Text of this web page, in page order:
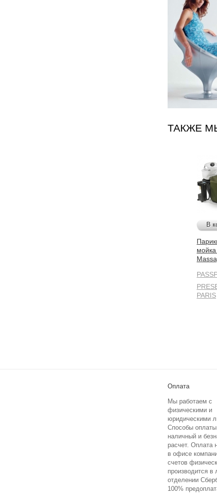
ТАКЖЕ
В
PARIS
Оплата
Мы работаем с
физическими и
юридическими
Способы
наличный и
расчет. Оплата
в офисе
счетов
производится
отделении
100%